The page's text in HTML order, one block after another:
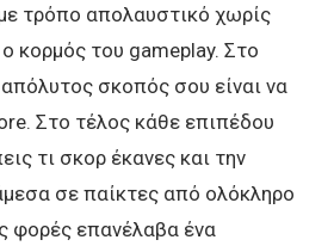
με τρόπο απολαυστικό χωρίς
ο κορμός του gameplay. Στο
σκοπός σου είναι να
Στο τέλος κάθε επιπέδου
τι σκορ έκανες και την
σε παίκτες από ολόκληρο
φορές επανέλαβα ένα